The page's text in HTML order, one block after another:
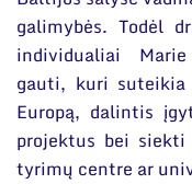
galimybės. Todėl
individualiai Marie
gauti, kuri
Europą, dalintis
projektus bei siekti
tyrimų centre ar